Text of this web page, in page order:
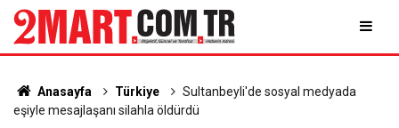
Anasayfa Türkiye
Sultanbeyli'de sosyal medyada
eşiyle mesajlaşanı silahla öldürdü